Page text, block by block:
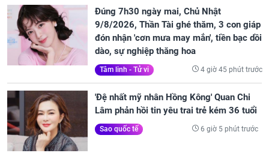
Đúng 7h30 ngày mai, Chủ Nhật
9/8/2026, Thần Tài ghé thăm, 3 con giáp
đón nhận 'cơn mưa may mắn', tiền bạc dồi
dào, sự nghiệp thăng hoa
Tâm linh - Tử vi 4 giờ 45 phút trước
'Đệ nhất mỹ nhân Hồng Kông' Quan Chi
Lâm phản hồi tin yêu trai trẻ kém 36 tuổi
Sao quốc tế 6 giờ 5 phút trước